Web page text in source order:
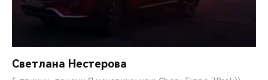
Светлана Нестерова